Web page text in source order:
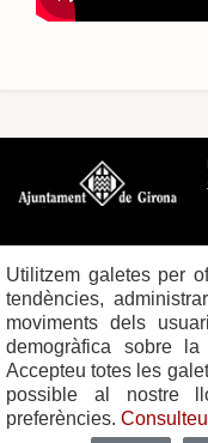
Utilitzem galetes per
tendències,
moviments dels
demogràfica sobre
Accepteu totes les
possible al nostre
preferències.